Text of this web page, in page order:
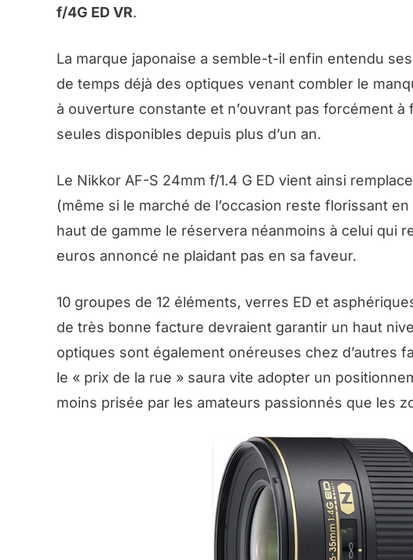
f/4G ED VR.
La marque japonaise a semble-t-il enfin entendu
de temps déjà des optiques venant combler le
à ouverture constante et n’ouvrant pas forcément
seules disponibles depuis plus d’un an.
Le Nikkor AF-S 24mm f/1.4 G ED vient ainsi
(même si le marché de l’occasion reste florissant
haut de gamme le réservera néanmoins à celui qui
euros annoncé ne plaidant pas en sa faveur.
10 groupes de 12 éléments, verres ED et
de très bonne facture devraient garantir un haut
optiques sont également onéreuses chez d’autres
le « prix de la rue » saura vite adopter un
moins prisée par les amateurs passionnés que les